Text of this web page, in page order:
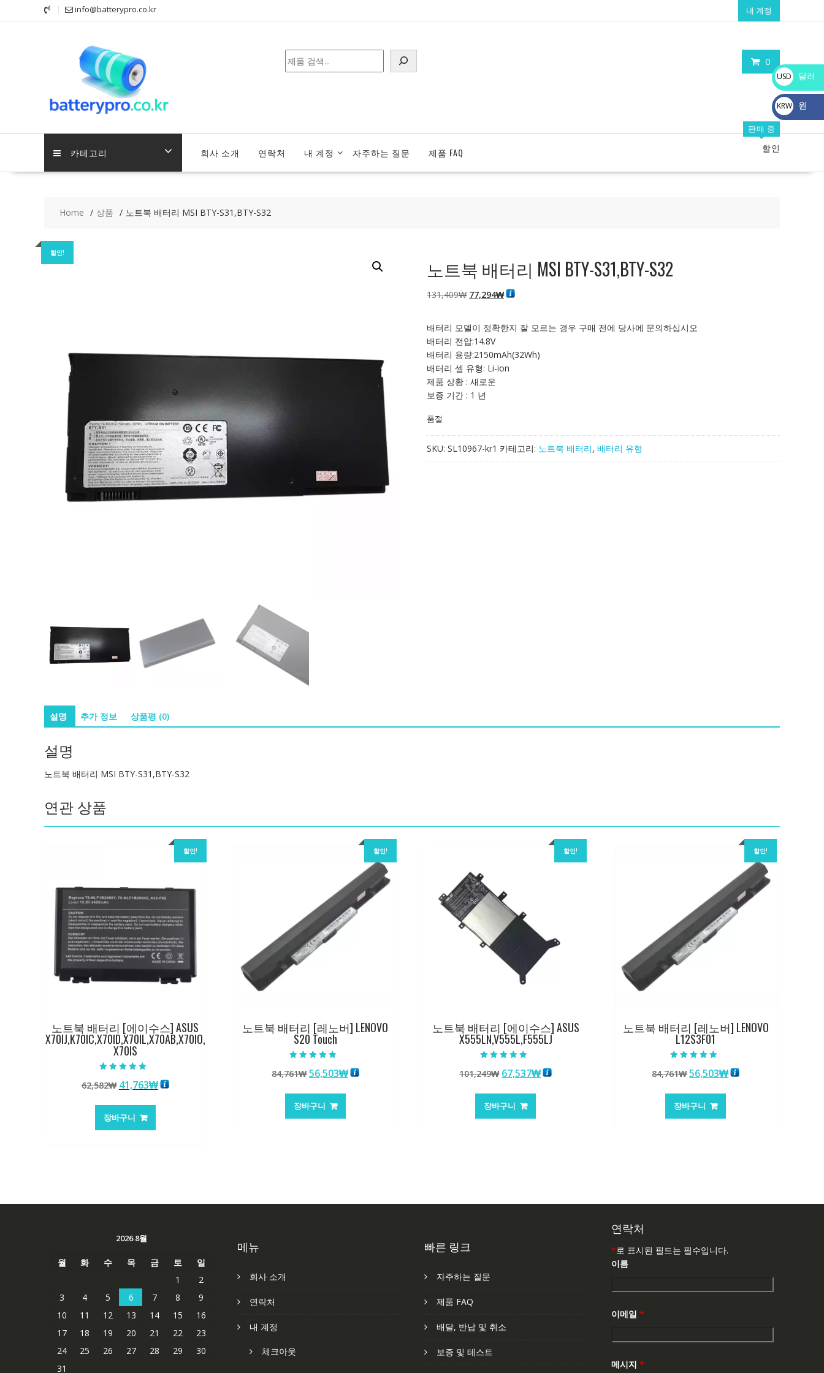
info@batterypro.co.kr 내 계정
0
검
색
카테고리 회사 소개 연락처 내 계정 자주하는 질문 제품 FAQ
판매 중
할인
Home 상품 노트북 배터리 MSI BTY-S31,BTY-S32
할인!
노트북 배터리 MSI BTY-S31,BTY-S32
131,409₩ 원
격:
131,409₩
77,294₩현
격:
배터리 모델이 정확한지 잘 모르는 경우 구매 전에 당사에 문의하십시오
배터리 전압:14.8V
배터리 용량:2150mAh(32Wh)
배터리 셀 유형: Li-ion
제품 상황 : 새로운
보증 기간 : 1 년
품절
SKU: SL10967-kr1 카테고리: 노트북 배터리, 배터리 유형
설명 추가 정보 상품평 (0)
설명
노트북 배터리 MSI BTY-S31,BTY-S32
연관 상품
할인!
노트북 배터리 [에이수스] ASUS
X70IJ,K70IC,X70ID,X70IL,X70AB,X70IO,
X70IS
5.00
로 평가됨
62,582₩ 원
가
격:
41,763₩현
장바구니
할인!
노트북 배터리 [레노버] LENOVO
S20 Touch
4.50
로 평가됨
84,761₩ 원
가
격:
56,503₩현
장바구니
할인!
노트북 배터리 [에이수스] ASUS
X555LN,V555L,F555LJ
5.00
로 평가됨
101,249₩ 원
가
격:
67,537₩현
장바구니
할인!
노트북 배터리 [레노버] LENOVO
L12S3F01
5.00
로 평가됨
84,761₩원
가
격:
56,503₩현
장바구니
2026 8월
월 화 수 목 금 토
일
1
2
3
4 5 6 7 8
9
10
11 12 13 14 15
16
17
18 19 20 21 22
23
24
25 26 27 28 29
30
31
메뉴
회사 소개
연락처
내 계정
체크아웃
빠른 링크
자주하는 질문
제품 FAQ
배달, 반납 및 취소
보증 및 테스트
연락처
*로 표시된 필드는 필수입니다.
이름
이메일 *
메시지 *
USD
$
달러
KRW
₩
원